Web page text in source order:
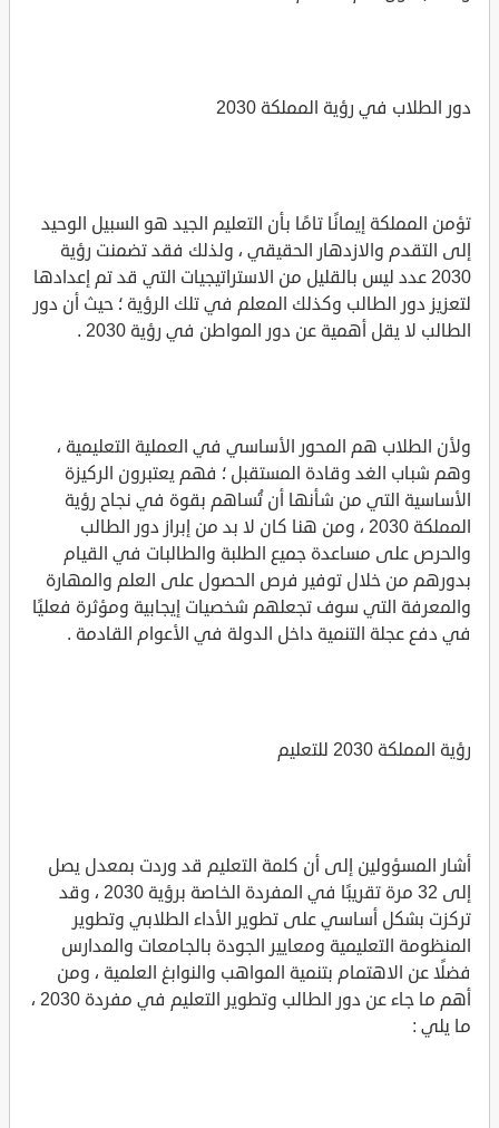
دور الطلاب في رؤية المملكة 2030
تؤمن المملكة إيمانًا تامًا بأن التعليم الجيد هو السبيل الوحيد
إلى التقدم والازدهار الحقيقي ، ولذلك فقد تضمنت رؤية
2030 عدد ليس بالقليل من الاستراتيجيات التي قد تم إعدادها
لتعزيز دور الطالب وكذلك المعلم في تلك الرؤية ؛ حيث أن دور
الطالب لا يقل أهمية عن دور المواطن في رؤية 2030 .
ولأن الطلاب هم المحور الأساسي في العملية التعليمية ،
وهم شباب الغد وقادة المستقبل ؛ فهم يعتبرون الركيزة
الأساسية التي من شأنها أن تُساهم بقوة في نجاح رؤية
المملكة 2030 ، ومن هنا كان لا بد من إبراز دور الطالب
والحرص على مساعدة جميع الطلبة والطالبات في القيام
بدورهم من خلال توفير فرص الحصول على العلم والمهارة
والمعرفة التي سوف تجعلهم شخصيات إيجابية ومؤثرة فعليًا
في دفع عجلة التنمية داخل الدولة في الأعوام القادمة .
رؤية المملكة 2030 للتعليم
أشار المسؤولين إلى أن كلمة التعليم قد وردت بمعدل يصل
إلى 32 مرة تقريبًا في المفردة الخاصة برؤية 2030 ، وقد
تركزت بشكل أساسي على تطوير الأداء الطلابي وتطوير
المنظومة التعليمية ومعايير الجودة بالجامعات والمدارس
فضلًا عن الاهتمام بتنمية المواهب والنوابغ العلمية ، ومن
أهم ما جاء عن دور الطالب وتطوير التعليم في مفردة 2030 ،
ما يلي :